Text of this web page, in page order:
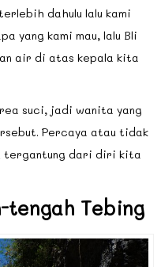
dahulu lalu kami
yang kami mau, lalu Bli
air di atas kepala kita
suci, jadi wanita yang
Percaya atau tidak
tergantung dari diri kita
tengah Tebing